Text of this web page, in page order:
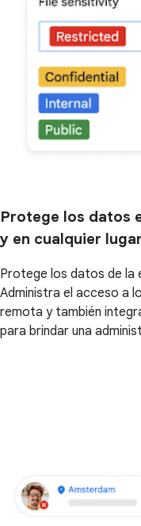
Protege los datos
y en cualquier lugar
Protege los datos de la
Administra el acceso a
remota y también
para brindar una